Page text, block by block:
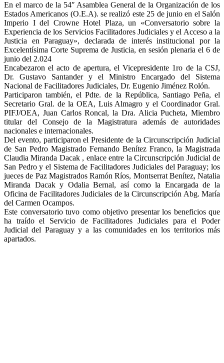
En el marco de la 54″ Asamblea General de la Organización de los
Estados Americanos (O.E.A). se realizó este 25 de junio en el Salón
Imperio I del Crowne Hotel Plaza, un «Conversatorio sobre la
Experiencia de los Servicios Facilitadores Judiciales y el Acceso a la
Justicia en Paraguay», declarada de interés institucional por la
Excelentísima Corte Suprema de Justicia, en sesión plenaria el 6 de
junio del 2.024
Encabezaron el acto de apertura, el Vicepresidente 1ro de la CSJ,
Dr. Gustavo Santander y el Ministro Encargado del Sistema
Nacional de Facilitadores Judiciales, Dr. Eugenio Jiménez Rolón.
Participaron también, el Pdte. de la República, Santiago Peña, el
Secretario Gral. de la OEA, Luis Almagro y el Coordinador Gral.
PIFJ/OEA, Juan Carlos Roncal, la Dra. Alicia Pucheta, Miembro
titular del Consejo de la Magistratura además de autoridades
nacionales e internacionales.
Del evento, participaron el Presidente de la Circunscripción Judicial
de San Pedro Magistrado Fernando Benítez Franco, la Magistrada
Claudia Miranda Dacak , enlace entre la Circunscripción Judicial de
San Pedro y el Sistema de Facilitadores Judiciales del Paraguay; los
jueces de Paz Magistrados Ramón Ríos, Montserrat Benítez, Natalia
Miranda Dacak y Odalia Bernal, así como la Encargada de la
Oficina de Facilitadores Judiciales de la Circunscripción Abg. María
del Carmen Ocampos.
Este conversatorio tuvo como objetivo presentar los beneficios que
ha traído el Servicio de Facilitadores Judiciales para el Poder
Judicial del Paraguay y a las comunidades en los territorios más
apartados.